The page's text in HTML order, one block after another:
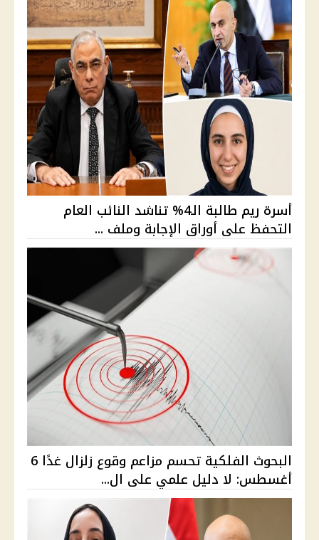
أسرة ريم طالبة الـ4% تناشد النائب العام
التحفظ على أوراق الإجابة وملف ...
البحوث الفلكية تحسم مزاعم وقوع زلزال غدًا 6
أغسطس: لا دليل علمي على ال...